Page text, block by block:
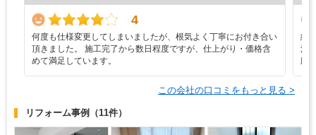
4
何度も仕様変更してしまいましたが、根気よく丁寧にお付き合い
頂きました。 施工完了から数日程度ですが、仕上がり・価格含
めて満足しています。
納
洗
応
この会社の口コミをもっと見る >
リフォーム事例 （11件）